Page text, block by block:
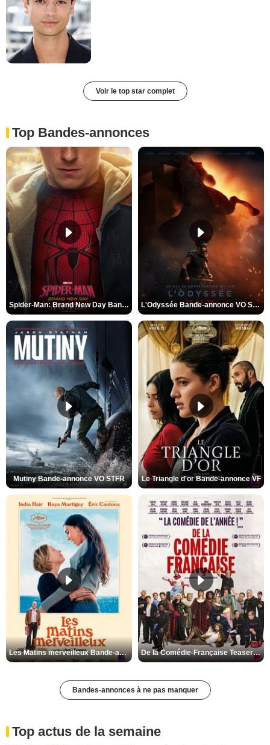
Voir le top star complet
Top Bandes-annonces
Spider-Man: Brand New Day Bande-annonce VO STFR L'Odyssée Bande-annonce VO STFR
Mutiny Bande-annonce VO STFR Le Triangle d'or Bande-annonce VF
Les Matins merveilleux Bande-annonce VF De la Comédie-Française Teaser VF
Bandes-annonces à ne pas manquer
Top actus de la semaine